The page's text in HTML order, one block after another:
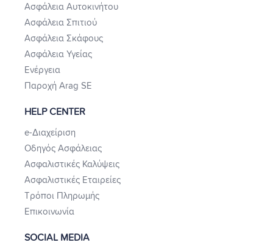
Ασφάλεια Αυτοκινήτου
Ασφάλεια Σπιτιού
Ασφάλεια Σκάφους
Ασφάλεια Υγείας
Ενέργεια
Παροχή Arag SE
HELP CENTER
e-Διαχείριση
Οδηγός Ασφάλειας
Ασφαλιστικές Καλύψεις
Ασφαλιστικές Εταιρείες
Τρόποι Πληρωμής
Επικοινωνία
SOCIAL MEDIA